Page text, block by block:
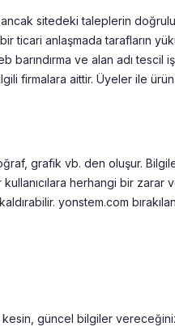
sitedeki taleplerin
ticari anlaşmada tarafların
ve alan adı tescil
firmalara aittir. Üyeler ile ürün
grafik vb. den oluşur.
herhangi bir zarar
yonstem.com
kesin, güncel bilgiler